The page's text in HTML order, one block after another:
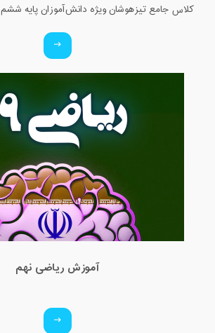
کلاس جامع تیزهوشان ویژه دانش‌آموزان پایه ششم
آموزش ریاضی نهم